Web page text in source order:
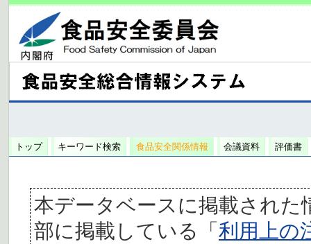
トップ キーワード検索 食品安全関係情報 会議資料 評価書
本データベースに掲載された
部に掲載している「利用上の